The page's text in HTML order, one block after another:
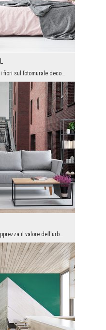
Non c'è da meravigliarsi che i fiori sul fotomurale decorino le nostre pareti da decenni. Ma già ...
Un paesaggio tipico per chi apprezza il valore dell'urbanistica e dell'architettura interessante....